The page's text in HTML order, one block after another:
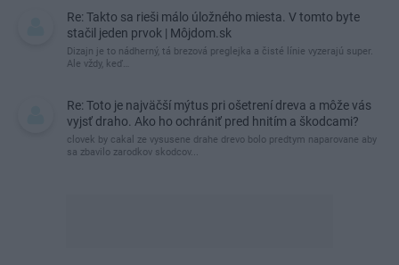
Re: Takto sa rieši málo úložného miesta. V tomto byte
stačil jeden prvok | Môjdom.sk
Dizajn je to nádherný, tá brezová preglejka a čisté línie vyzerajú super.
Ale vždy, keď…
Re: Toto je najväčší mýtus pri ošetrení dreva a môže vás
vyjsť draho. Ako ho ochrániť pred hnitím a škodcami?
clovek by cakal ze vysusene drahe drevo bolo predtym naparovane aby
sa zbavilo zarodkov skodcov...